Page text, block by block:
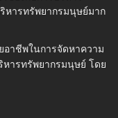
หารทรัพยากรมนุษย์มาก
อาชีพในการจัดหาความ
หารทรัพยากรมนุษย์ โดย